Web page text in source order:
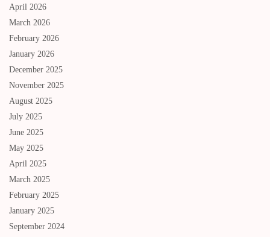
April 2026
March 2026
February 2026
January 2026
December 2025
November 2025
August 2025
July 2025
June 2025
May 2025
April 2025
March 2025
February 2025
January 2025
September 2024